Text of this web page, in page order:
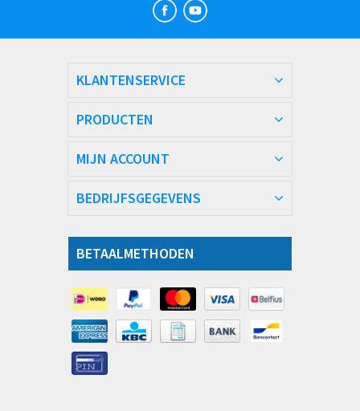
KLANTENSERVICE
PRODUCTEN
MIJN ACCOUNT
BEDRIJFSGEGEVENS
BETAALMETHODEN